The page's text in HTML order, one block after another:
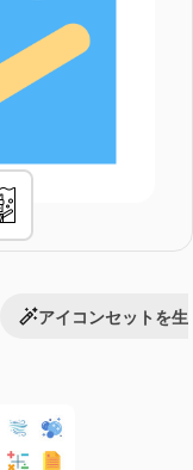
アイコンセットを生